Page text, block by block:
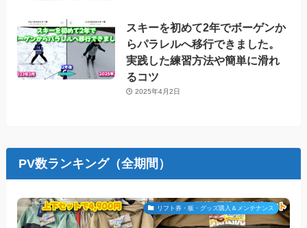
スキーを初めて2年でボーゲンか
らパラレルへ移行できました。
実践した練習方法や簡単に滑れ
るコツ
2025年4月2日
PV数ランキング（全期間）
リフト券・板・グッズ購入＆メンテナンス